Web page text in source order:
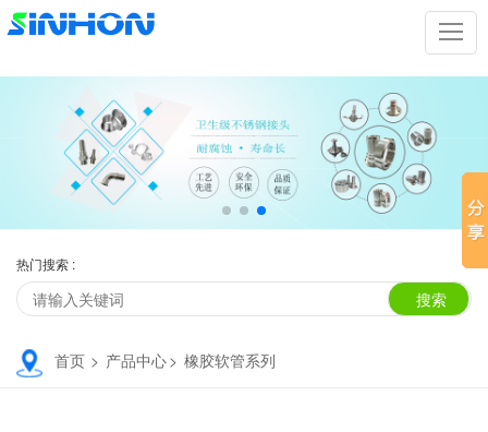
热门搜索 :
首页 > 产品中心> 橡胶软管系列